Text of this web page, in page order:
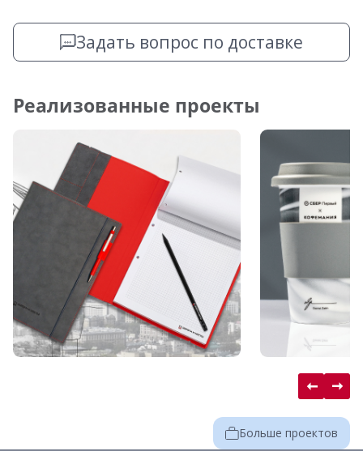
Задать вопрос по доставке
Реализованные проекты
Больше проектов